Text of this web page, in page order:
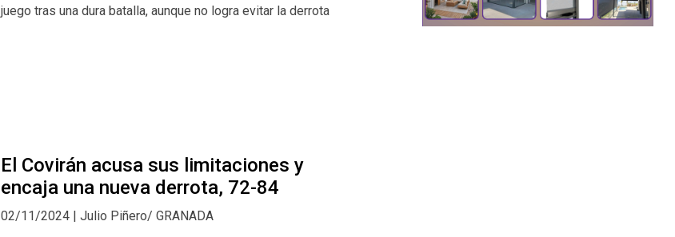
juego tras una dura batalla, aunque no logra evitar la derrota
El Covirán acusa sus limitaciones y
encaja una nueva derrota, 72-84
02/11/2024 | Julio Piñero/ GRANADA